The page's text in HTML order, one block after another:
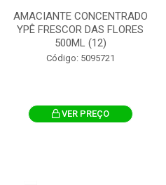
AMACIANTE CONCENTRADO
YPÊ FRESCOR DAS FLORES
500ML (12)
Código: 5095721
VER PREÇO